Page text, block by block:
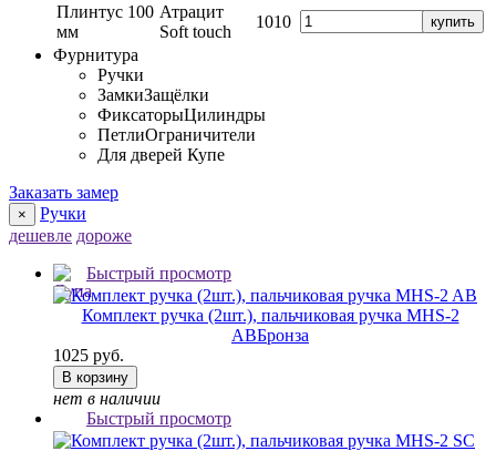
Плинтус 100
мм
Атрацит
Soft touch
1010 купить
Фурнитура
Ручки
ЗамкиЗащёлки
ФиксаторыЦилиндры
ПетлиОграничители
Для дверей Купе
Заказать замер
×
Ручки
дешевле дороже
Быстрый просмотр
Комплект ручка (2шт.), пальчиковая ручка MHS-2
ABБронза
1025 руб.
В корзину
нет в наличии
Быстрый просмотр